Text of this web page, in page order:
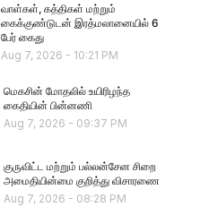
வாள்கள், கத்திகள் மற்றும்
கைக்குண்டுடன் இரத்மலானையில் 6
பேர் கைது
Aug 7, 2026 - 10:21 PM
மெகசின் மோதலில் உயிரிழந்த
கைதியின் பின்னணி
Aug 7, 2026 - 09:37 PM
குருவிட்ட மற்றும் பல்லன்சேன சிறை
அமைதியின்மை குறித்து விசாரணை
Aug 7, 2026 - 08:28 PM